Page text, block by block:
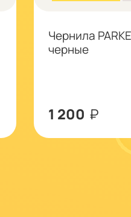
Чернила
черные
1 200 ₽